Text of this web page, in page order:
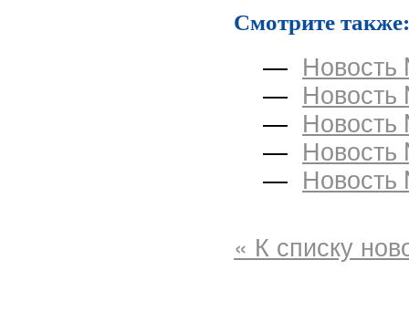
Смотрите также:
—
—
—
—
—
« К списку